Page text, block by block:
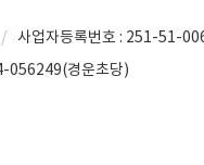
사업자등록번호 : 251-51-
056249(경운초당)